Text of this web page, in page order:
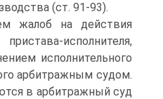
(ст. 91-93).
жалоб на действия
исполнителя,
исполнительного
арбитражным судом.
в арбитражный суд